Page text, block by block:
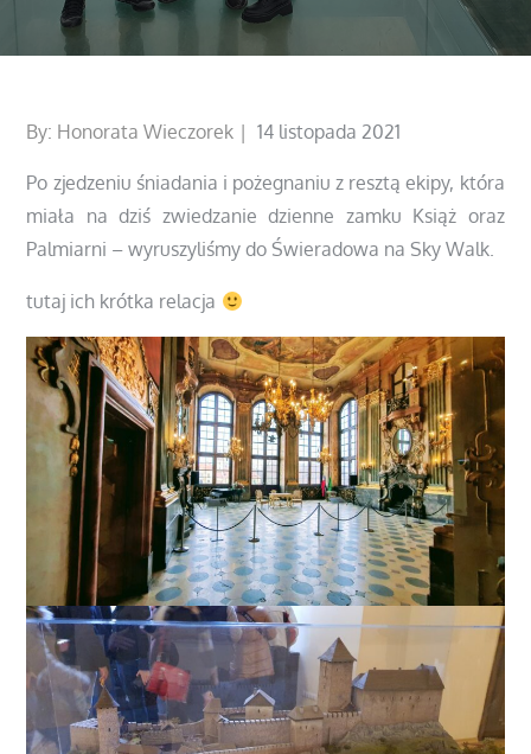
By: Honorata Wieczorek
Posted
14 listopada 2021
Po zjedzeniu śniadania i pożegnaniu z resztą ekipy, która
miała na dziś zwiedzanie dzienne zamku Książ oraz
Palmiarni – wyruszyliśmy do Świeradowa na Sky Walk.
tutaj ich krótka relacja